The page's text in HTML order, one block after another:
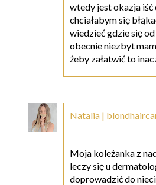
wtedy jest okazja iść
chciałabym się
wiedzieć gdzie się
obecnie niezbyt
żeby załatwić to
Natalia |
Moja koleżanka z
leczy się u
doprowadzić do